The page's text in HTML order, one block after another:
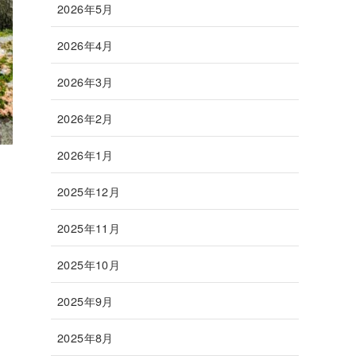
2026年5月
2026年4月
2026年3月
2026年2月
2026年1月
2025年12月
2025年11月
2025年10月
2025年9月
2025年8月